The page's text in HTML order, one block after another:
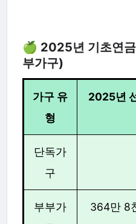
🍏 2025년 기초연
부가구)
가구 유
형
2025년
단독가
구
부부가
364만 8